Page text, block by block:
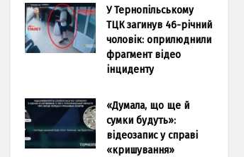
У Тернопільському
ТЦК загинув 46-річний
чоловік: оприлюднили
фрагмент відео
інциденту
«Думала, що ще й
сумки будуть»:
відеозапис у справі
«кришування»